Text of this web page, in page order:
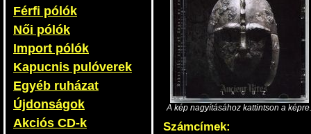
Férfi pólók
Női pólók
Import pólók
Kapucnis pulóverek
Egyéb ruházat
Újdonságok
Akciós CD-k
A kép nagyításához kattintson a képre.
Számcímek: